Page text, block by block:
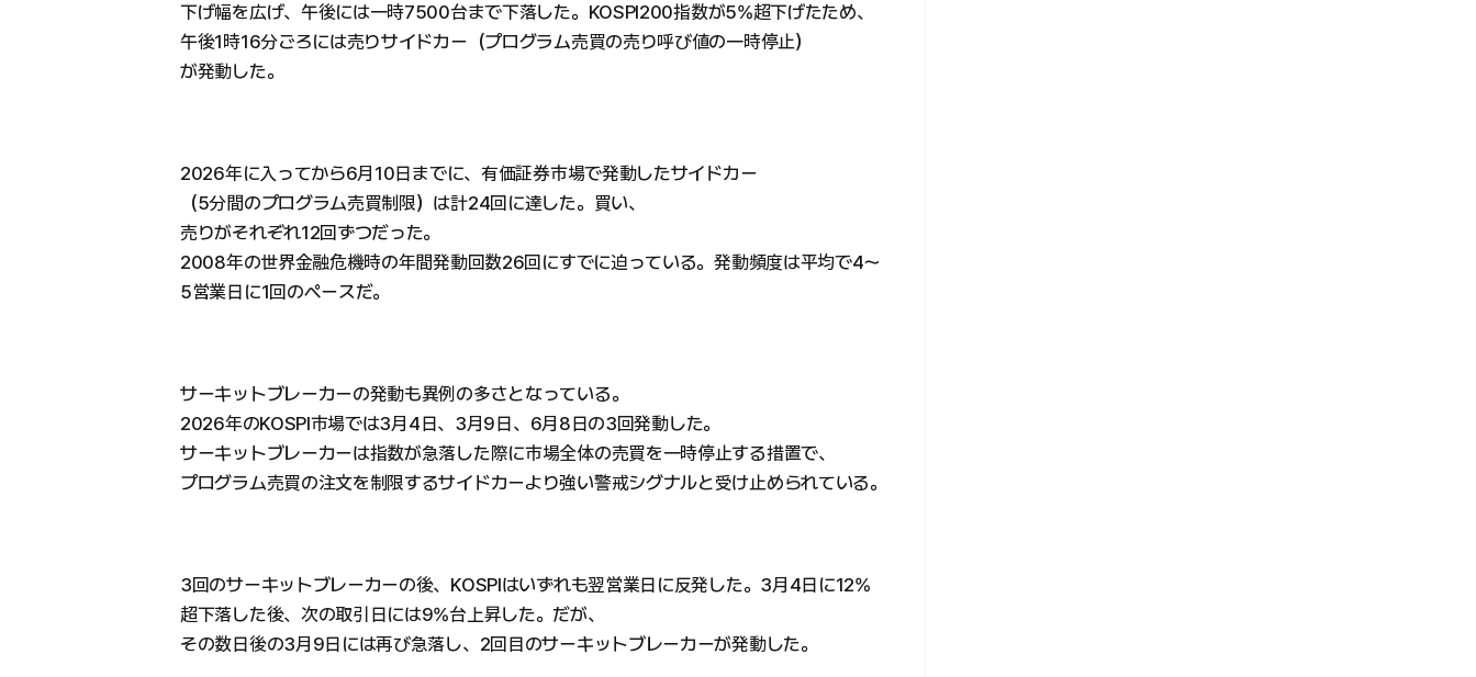
下げ幅を広げ、午後には一時7500台まで下落した。KOSPI200指数が5%超下げたため、
午後1時16分ごろには売りサイドカー（プログラム売買の売り呼び値の一時停止）
が発動した。
2026年に入ってから6月10日までに、有価証券市場で発動したサイドカー
（5分間のプログラム売買制限）は計24回に達した。買い、
売りがそれぞれ12回ずつだった。
2008年の世界金融危機時の年間発動回数26回にすでに迫っている。発動頻度は平均で4〜
5営業日に1回のペースだ。
サーキットブレーカーの発動も異例の多さとなっている。
2026年のKOSPI市場では3月4日、3月9日、6月8日の3回発動した。
サーキットブレーカーは指数が急落した際に市場全体の売買を一時停止する措置で、
プログラム売買の注文を制限するサイドカーより強い警戒シグナルと受け止められている。
3回のサーキットブレーカーの後、KOSPIはいずれも翌営業日に反発した。3月4日に12%
超下落した後、次の取引日には9%台上昇した。だが、
その数日後の3月9日には再び急落し、2回目のサーキットブレーカーが発動した。